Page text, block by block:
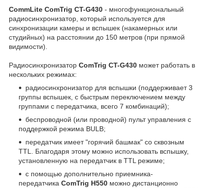
CommLite ComTrig CT-G430 - многофункциональный
радиосинхронизатор, который используется для
синхронизации камеры и вспышек (накамерных или
студийных) на расстоянии до 150 метров (при прямой
видимости).
Радиосинхронизатор ComTrig CT-G430 может работать в
нескольких режимах:
радиосинхронизатор для вспышки (поддерживает 3
группы вспышек, с быстрым переключением между
группами с передатчика, всего 7 комбинаций);
беспроводной (или проводной) пульт управления с
поддержкой режима BULB;
передатчик имеет "горячий башмак" со сквозным
TTL. Благодаря этому можно использовать вспышку,
установленную на передатчик в TTL режиме;
с помощью дополнительно приемника-
передатчика ComTrig H550 можно дистанционно